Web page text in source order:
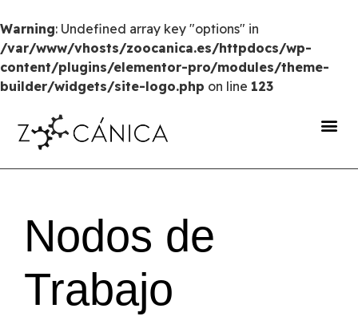
Warning: Undefined array key "options" in
/var/www/vhosts/zoocanica.es/httpdocs/wp-
content/plugins/elementor-pro/modules/theme-
builder/widgets/site-logo.php on line 123
Nodos de
Trabajo